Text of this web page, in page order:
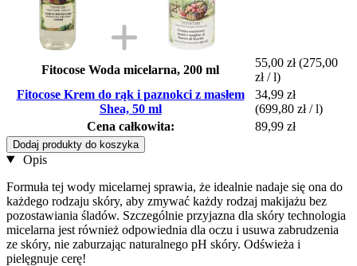
Fitocose Woda micelarna, 200 ml
55,00 zł (275,00
zł / l)
Fitocose Krem do rąk i paznokci z masłem
Shea, 50 ml
34,99 zł
(699,80 zł / l)
Cena całkowita:
89,99 zł
Dodaj produkty do koszyka
Opis
Formuła tej wody micelarnej sprawia, że idealnie nadaje się ona do
każdego rodzaju skóry, aby zmywać każdy rodzaj makijażu bez
pozostawiania śladów. Szczególnie przyjazna dla skóry technologia
micelarna jest również odpowiednia dla oczu i usuwa zabrudzenia
ze skóry, nie zaburzając naturalnego pH skóry. Odświeża i
pielęgnuje cerę!